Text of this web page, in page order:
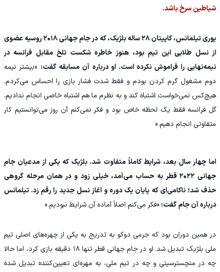
شیاطین سرخ باشد.
یوری تیلمانس، کاپیتان ۲۸ ساله بلژیک، که در جام جهانی ۲۰۱۸ روسیه عضوی
از نسل طلایی این تیم بود، هنوز خاطره شکست تلخ مقابل فرانسه در
نیمه‌نهایی را فراموش نکرده است. او درباره آن مسابقه گفت: «بیشتر نیمه
دوم مشغول گرم کردن بودم و فقط شدت فشار بازی را احساس می‌کردم.
هیچ‌کس نمی‌خواست اشتباه کند و به نظرم ما هم اشتباه خاصی انجام ندادیم.
گل فرانسه فقط یک لحظه خاص بود و فکر نمی‌کنم آن روز می‌توانستیم کار
متفاوتی انجام دهیم.»
اما چهار سال بعد، شرایط کاملاً متفاوت شد. بلژیک که یکی از مدعیان جام
جهانی ۲۰۲۲ قطر به حساب می‌آمد، خیلی زود و در همان مرحله گروهی
حذف شد؛ ناکامی‌ای که پایان یک دوره و آغاز نسل جدید را رقم زد. تیلمانس
درباره آن جام گفت: «فکر می‌کنم اصلاً آماده آن شرایط نبودیم.»
در همین دوران بود که جرمی دوکو به تدریج به یکی از چهره‌های اصلی تیم
ملی بلژیک تبدیل شد. او در جام جهانی قطر تنها ۱۸ دقیقه بازی کرد، اما حالا
چه در منچسترسیتی و چه در تیم ملی، به مهره‌ای تعیین‌کننده تبدیل شده